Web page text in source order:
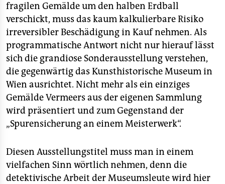
fragilen Gemälde um den halben Erdball
verschickt, muss das kaum kalkulierbare Risiko
irreversibler Beschädigung in Kauf nehmen. Als
programmatische Antwort nicht nur hierauf lässt
sich die grandiose Sonderausstellung verstehen,
die gegenwärtig das Kunsthistorische Museum in
Wien ausrichtet. Nicht mehr als ein einziges
Gemälde Vermeers aus der eigenen Sammlung
wird präsentiert und zum Gegenstand der
„Spurensicherung an einem Meisterwerk“.
Diesen Ausstellungstitel muss man in einem
vielfachen Sinn wörtlich nehmen, denn die
detektivische Arbeit der Museumsleute wird hier